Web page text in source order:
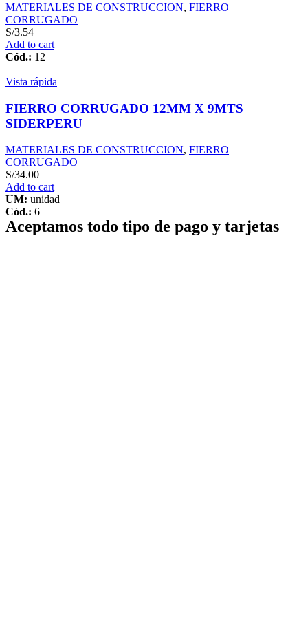
MATERIALES DE CONSTRUCCION, FIERRO
CORRUGADO
S/3.54
Add to cart
Cód.: 12
Vista rápida
FIERRO CORRUGADO 12MM X 9MTS
SIDERPERU
MATERIALES DE CONSTRUCCION, FIERRO
CORRUGADO
S/34.00
Add to cart
UM: unidad
Cód.: 6
Aceptamos todo tipo de pago y tarjetas